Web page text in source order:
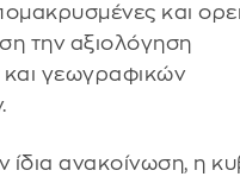
και
την αξιολόγηση
γεωγραφικών
ίδια ανακοίνωση, η